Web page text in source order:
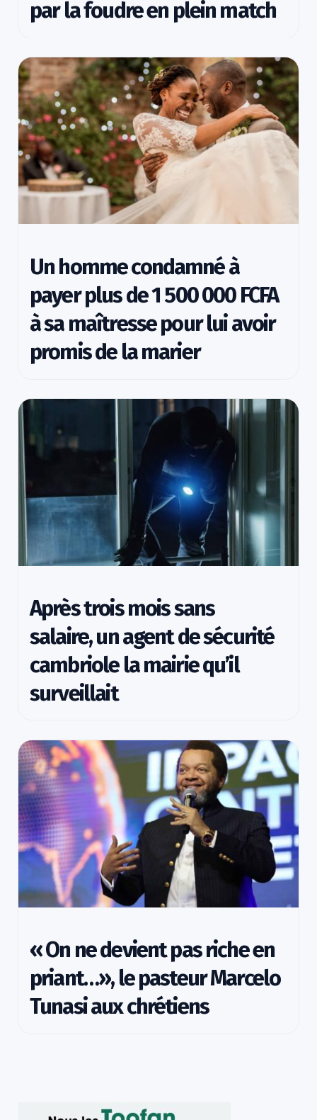
par la foudre en plein match
Un homme condamné à
payer plus de 1 500 000 FCFA
à sa maîtresse pour lui avoir
promis de la marier
Après trois mois sans
salaire, un agent de sécurité
cambriole la mairie qu’il
surveillait
« On ne devient pas riche en
priant…», le pasteur Marcelo
Tunasi aux chrétiens